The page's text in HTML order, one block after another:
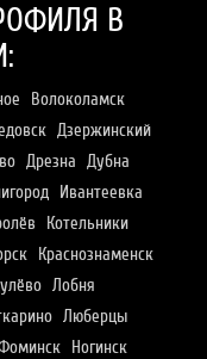
В
Волоколамск
Дзержинский
Дрезна Дубна
Ивантеевка
Котельники
Краснознаменск
Лобня
Люберцы
Ногинск